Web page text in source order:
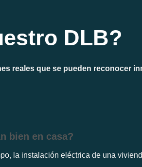
DLB?
reales que se pueden reconocer
bien en casa?
la instalación eléctrica de una